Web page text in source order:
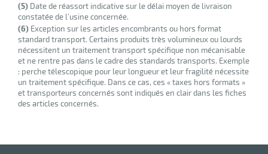
(5) Date de réassort indicative sur le délai moyen de livraison
constatée de l’usine concernée.
(6) Exception sur les articles encombrants ou hors format
standard transport. Certains produits très volumineux ou lourds
nécessitent un traitement transport spécifique non mécanisable
et ne rentre pas dans le cadre des standards transports. Exemple
: perche télescopique pour leur longueur et leur fragilité nécessite
un traitement spécifique. Dans ce cas, ces « taxes hors formats »
et transporteurs concernés sont indiqués en clair dans les fiches
des articles concernés.